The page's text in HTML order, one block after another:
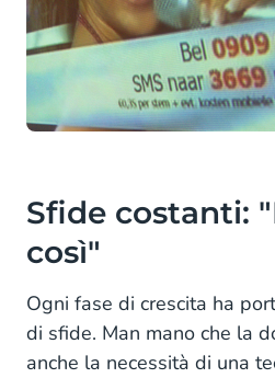
Sfide costanti:
così"
Ogni fase di crescita ha
di sfide. Man mano che la
anche la necessità di una